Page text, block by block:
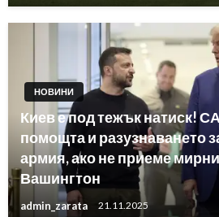
НОВИНИ
Киев е под тежък натиск!
помощта и разузнаването
армия, ако не приеме
Вашингтон
admin_zarata 21.11.2025